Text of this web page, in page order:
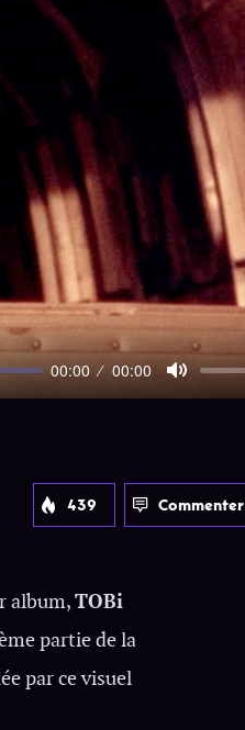
00:00 00:00
Mute
439 Commenter
album,TOBi
partie de la
par ce visuel